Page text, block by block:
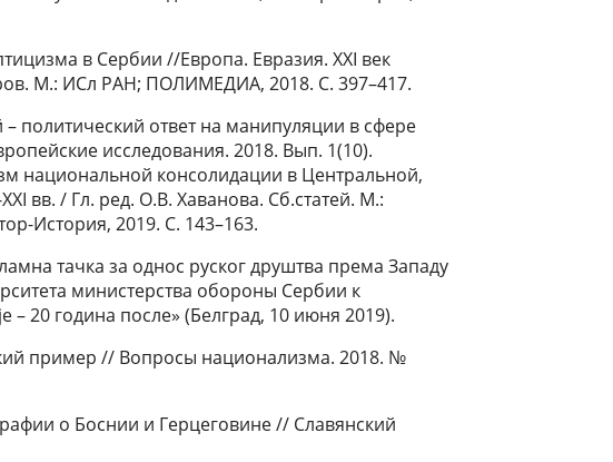
в Сербии //Европа. Евразия. XXI век
М.: ИСл РАН; ПОЛИМЕДИА, 2018. С. 397–417.
политический ответ на манипуляции в сфере
исследования. 2018. Вып. 1(10).
национальной консолидации в Центральной,
вв. / Гл. ред. О.В. Хаванова. Сб.статей. М.:
История, 2019. C. 143–163.
тачка за однос руског друштва према Западу
министерства обороны Сербии к
20 година после» (Белград, 10 июня 2019).
пример // Вопросы национализма. 2018. №
о Боснии и Герцеговине // Славянский